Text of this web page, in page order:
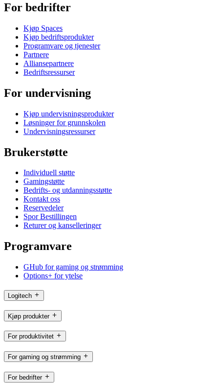
For bedrifter
Kjøp Spaces
Kjøp bedriftsprodukter
Programvare og tjenester
Partnere
Alliansepartnere
Bedriftsressurser
For undervisning
Kjøp undervisningsprodukter
Løsninger for grunnskolen
Undervisningsressurser
Brukerstøtte
Individuell støtte
Gamingstøtte
Bedrifts- og utdanningsstøtte
Kontakt oss
Reservedeler
Spor Bestillingen
Returer og kanselleringer
Programvare
GHub for gaming og strømming
Options+ for ytelse
Logitech
Kjøp produkter
For produktivitet
For gaming og strømming
For bedrifter